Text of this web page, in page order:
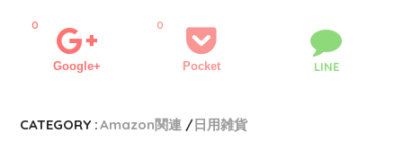
Google+
0
Pocket
0
LINE
CATEGORY :Amazon関連
日用雑貨